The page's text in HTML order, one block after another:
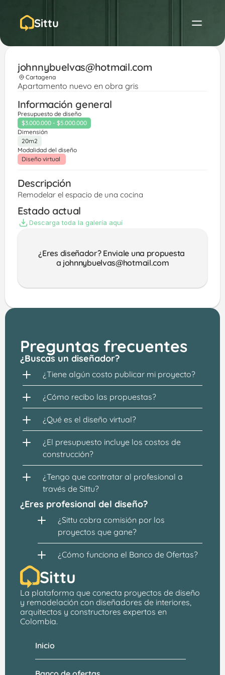
Sittu
johnnybuelvas@hotmail.com
Cartagena
Apartamento nuevo en obra gris
Información general
Presupuesto de diseño
$3.000.000 - $5.000.000
Dimensión
20m2
Modalidad del diseño
Diseño virtual
Descripción
Remodelar el espacio de una cocina
Estado actual
Descarga toda la galería aquí
¿Eres diseñador? Enviale una propuesta
a johnnybuelvas@hotmail.com
Preguntas frecuentes
¿Buscas un diseñador?
¿Tiene algún costo publicar mi proyecto?
¿Cómo recibo las propuestas?
¿Qué es el diseño virtual?
¿El presupuesto incluye los costos de
construcción?
¿Tengo que contratar al profesional a
través de Sittu?
¿Eres profesional del diseño?
¿Sittu cobra comisión por los
proyectos que gane?
¿Cómo funciona el Banco de Ofertas?
Sittu
La plataforma que conecta proyectos de diseño
y remodelación con diseñadores de interiores,
arquitectos y constructores expertos en
Colombia.
Inicio